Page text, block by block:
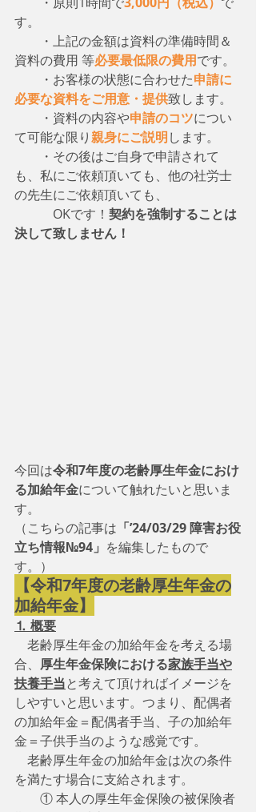
す。
・上記の金額は資料の準備時間＆
資料の費用 等必要最低限の費用です。
・お客様の状態に合わせた申請に
必要な資料をご用意・提供致します。
・資料の内容や申請のコツについ
て可能な限り親身にご説明します。
・その後はご自身で申請されて
も、私にご依頼頂いても、他の社労士
の先生にご依頼頂いても、
OKです！ 契約を強制することは
決して致しません！
今回は令和7年度の老齢厚生年金におけ
る加給年金について触れたいと思いま
す。
（こちらの記事は 「’24/03/29 障害お役
立ち情報№94」 を編集したもので
す。）
【令和7年度の老齢厚生年金の
加給年金】
⒈ 概要
老齢厚生年金の加給年金を考える場
合、 厚生年金保険における家族手当や
扶養手当と考えて頂ければイメージを
しやすいと思います。つまり、配偶者
の加給年金＝配偶者手当、子の加給年
金＝子供手当のような感覚です。
老齢厚生年金の加給年金は次の条件
を満たす場合に支給されます。
① 本人の厚生年金保険の被保険者